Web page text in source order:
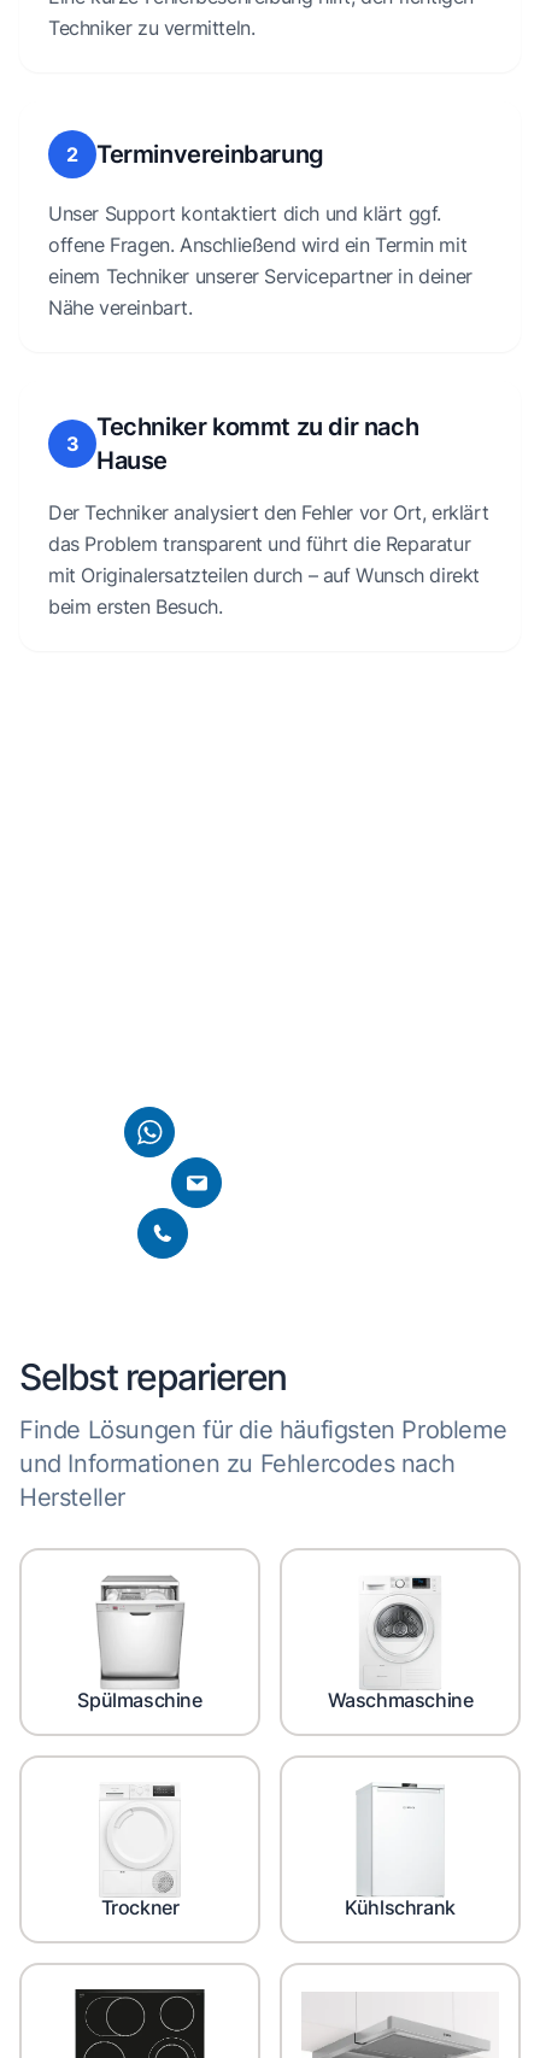
Techniker zu vermitteln.
2 Terminvereinbarung
Unser Support kontaktiert dich und klärt ggf.
offene Fragen. Anschließend wird ein Termin mit
einem Techniker unserer Servicepartner in deiner
Nähe vereinbart.
3
Techniker kommt zu dir nach
Hause
Der Techniker analysiert den Fehler vor Ort, erklärt
das Problem transparent und führt die Reparatur
mit Originalersatzteilen durch – auf Wunsch direkt
beim ersten Besuch.
Per WhatsApp kontaktieren
Selbst reparieren
Finde Lösungen für die häufigsten Probleme
und Informationen zu Fehlercodes nach
Hersteller
Spülmaschine Waschmaschine
Trockner Kühlschrank